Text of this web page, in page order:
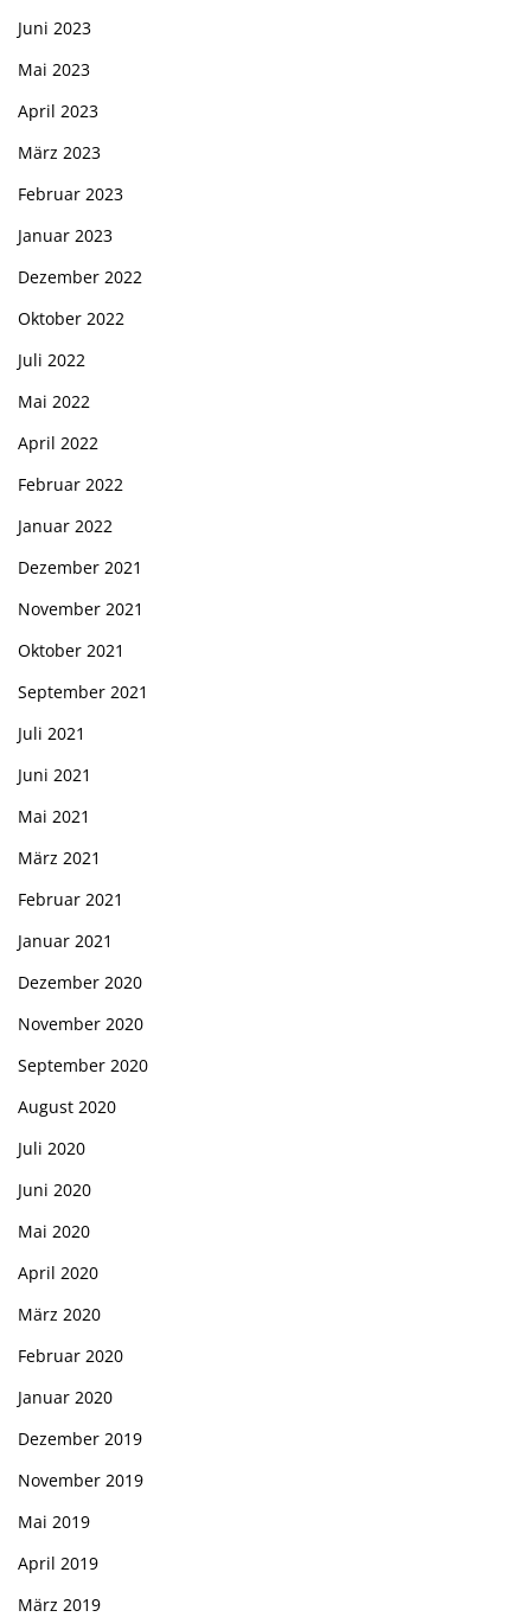
Juni 2023
Mai 2023
April 2023
März 2023
Februar 2023
Januar 2023
Dezember 2022
Oktober 2022
Juli 2022
Mai 2022
April 2022
Februar 2022
Januar 2022
Dezember 2021
November 2021
Oktober 2021
September 2021
Juli 2021
Juni 2021
Mai 2021
März 2021
Februar 2021
Januar 2021
Dezember 2020
November 2020
September 2020
August 2020
Juli 2020
Juni 2020
Mai 2020
April 2020
März 2020
Februar 2020
Januar 2020
Dezember 2019
November 2019
Mai 2019
April 2019
März 2019